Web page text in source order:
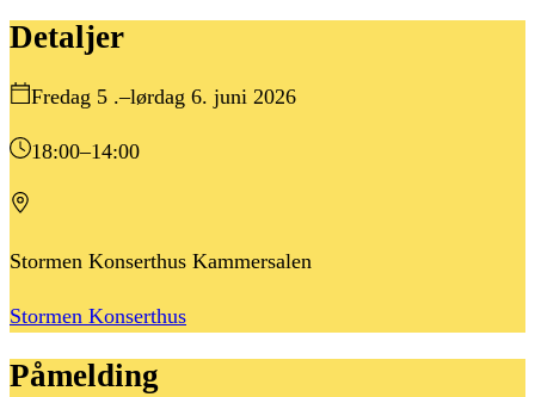
Detaljer
Fredag 5 .–lørdag 6. juni 2026
18:00–14:00
Stormen Konserthus Kammersalen
Stormen Konserthus
Påmelding